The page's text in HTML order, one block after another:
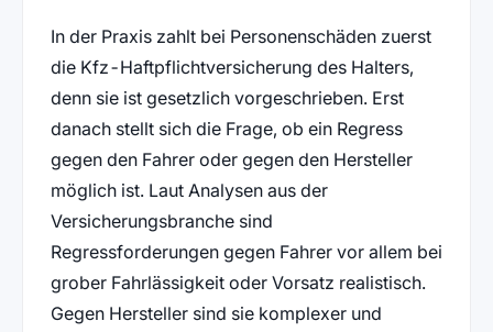
In der Praxis zahlt bei Personenschäden zuerst
die Kfz-Haftpflichtversicherung des Halters,
denn sie ist gesetzlich vorgeschrieben. Erst
danach stellt sich die Frage, ob ein Regress
gegen den Fahrer oder gegen den Hersteller
möglich ist. Laut Analysen aus der
Versicherungsbranche sind
Regressforderungen gegen Fahrer vor allem bei
grober Fahrlässigkeit oder Vorsatz realistisch.
Gegen Hersteller sind sie komplexer und